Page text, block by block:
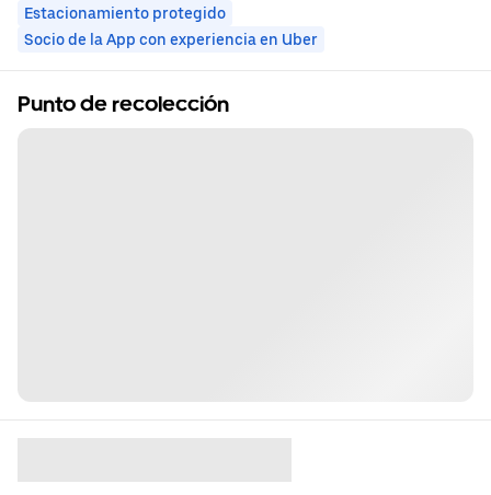
Estacionamiento protegido
Socio de la App con experiencia en Uber
Punto de recolección